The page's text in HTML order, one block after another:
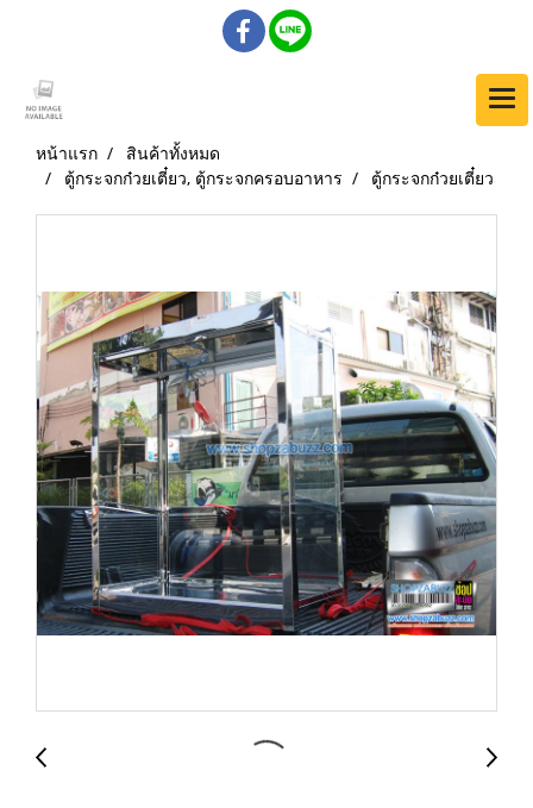
หน้าแรก
สินค้าทั้งหมด
ตู้กระจกก๋วยเตี๋ยว, ตู้กระจกครอบอาหาร
ตู้กระจกก๋วยเตี๋ยว